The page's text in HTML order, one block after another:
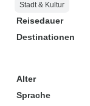
Stadt & Kultur
Reisedauer
Destinationen
Alter
Sprache